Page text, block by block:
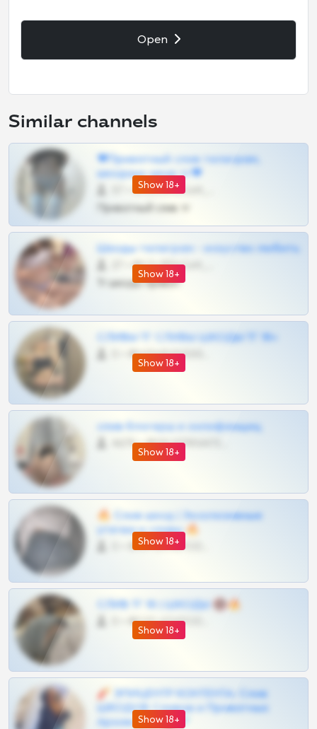
Open
Similar channels
Show 18+
❤Приватный слив телеграм,
шкодных шкур тг❤
57 •
Приватный слив тг
Show 18+
Шкоды телеграм - искуство любить
Тг шкоды приват
Show 18+
СЛИВЫ ТГ СЛИВЫ ШКОДЫ ТГ 18+
Show 18+
слив блогерш и онлифанщиц
4675 •
Show 18+
🔥 Слив шкод | Эксклюзивные
утечки и сливы 🔥
Show 18+
СЛИВ ТГ 18 | ШКОДЫ 🔞🔥
Show 18+
🧨 ЭПИЦЕНТР КОНТЕНТА: Слив
ШКОДОВ Сливов и Приватных
Архивов ТГ 🔞💎